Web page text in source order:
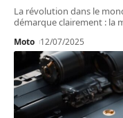
La révolution dans le
démarque clairement : la
Moto 12/07/2025